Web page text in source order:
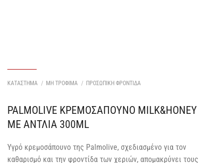
ΚΑΤΑΣΤΗΜΑ / ΜΗ ΤΡΟΦΙΜΑ / ΠΡΟΣΩΠΙΚΗ ΦΡΟΝΤΙΔΑ
PALMOLIVE ΚΡΕΜΟΣΑΠΟΥΝΟ MILK&HONEY
ΜΕ ΑΝΤΛΙΑ 300ML
Υγρό κρεμοσάπουνο της Palmolive, σχεδιασμένο για τον
καθαρισμό και την φροντίδα των χεριών, απομακρύνει τους